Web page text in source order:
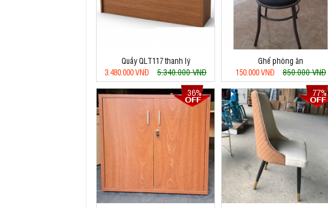
Quầy QLT117 thanh lý
3.480.000 VNĐ
5.340.000 VNĐ
Ghế phòng ăn
150.000 VNĐ
850.000 VNĐ
36%
77%